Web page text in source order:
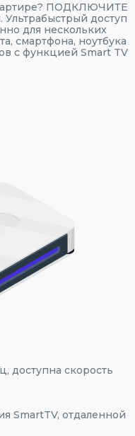
ПОДКЛЮЧИТЕ
доступ
для нескольких
смартфона, ноутбука
с функцией Smart TV
доступна скорость
SmartTV, отдаленной